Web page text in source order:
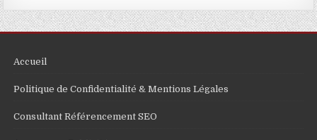
Accueil
Politique de Confidentialité & Mentions Légales
Consultant Référencement SEO